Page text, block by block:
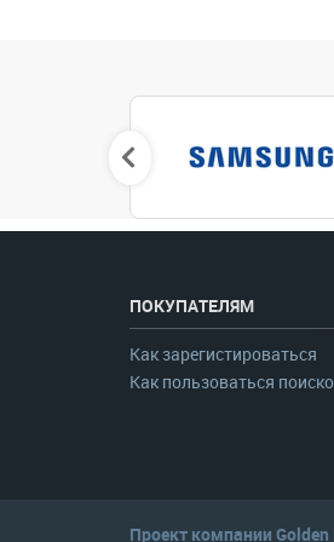
ПОКУПАТЕЛЯМ
Как зарегистироваться
Как пользоваться
Проект компании Golden